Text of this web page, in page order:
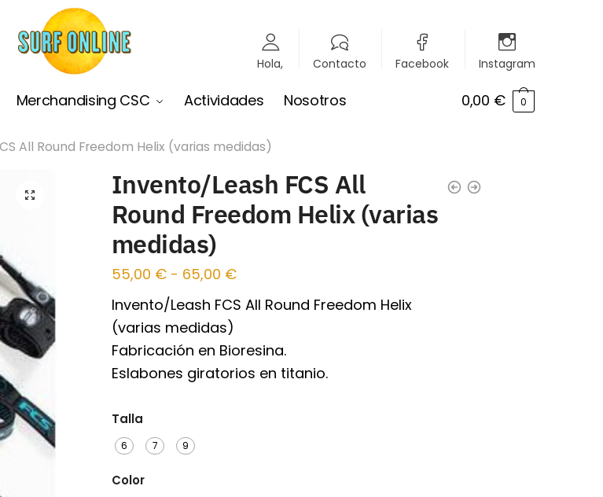
Hola, Contacto Facebook Instagram
Merchandising CSC Actividades Nosotros 0,00 € 0
All Round Freedom Helix (varias medidas)
🔍
Invento/Leash FCS All
Round Freedom Helix (varias
medidas)
55,00 € - 65,00 €
Invento/Leash FCS All Round Freedom Helix
(varias medidas)
Fabricación en Bioresina.
Eslabones giratorios en titanio.
Talla
6 7 9
Color